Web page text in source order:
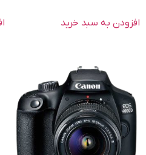
افزودن به سبد خرید